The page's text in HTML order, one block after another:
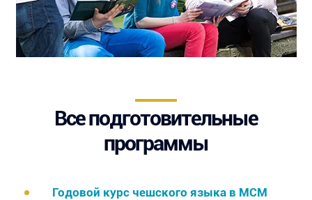
Все подготовительные
программы
Годовой курс чешского языка в МСМ